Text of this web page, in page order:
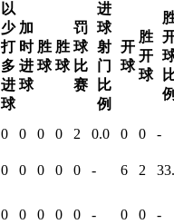
以
少
打
多
进
球
加
时
进
球
胜
球
胜
球
罚
球
比
赛
进
球
射
门
比
例
开
球
胜
开
球
0 0 0 0 2 0.0 0 0 -
0 0 0 0 0 - 6 2
0 0 0 0 0 - 0 0 -